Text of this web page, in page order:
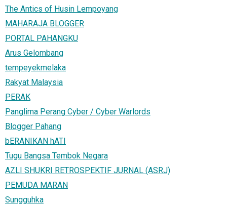
The Antics of Husin Lempoyang
MAHARAJA BLOGGER
PORTAL PAHANGKU
Arus Gelombang
tempeyekmelaka
Rakyat Malaysia
PERAK
Panglima Perang Cyber / Cyber Warlords
Blogger Pahang
bERANIKAN hATI
Tugu Bangsa Tembok Negara
AZLI SHUKRI RETROSPEKTIF JURNAL (ASRJ)
PEMUDA MARAN
Sungguhka